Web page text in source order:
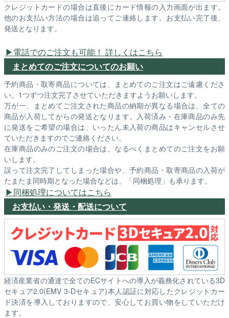
クレジットカードの場合は直後にカード情報の入力画面が出ます。
他のお支払い方法の場合は追ってご連絡します。お支払い完了後、
発送となります。
電話でのご注文も可能！ 詳しくはこちら
まとめてのご注文についてのお願い
予約商品・取寄商品については、まとめてのご注文はご遠慮くださ
い。1つずつ注文完了させていただきますようお願いします。
万が一、まとめてご注文された商品の納期が異なる場合は、全ての
商品が入荷してからの発送となります。入荷済み・在庫商品のみ先
に発送をご希望の場合は、いったん未入荷の商品はキャンセルさせ
ていただきますのでご連絡ください。
在庫商品のみのご注文の場合は、なるべくまとめてのご注文をお願
いします。
誤って注文完了してしまった場合や、予約商品・取寄商品の入荷が
たまたま同時期となった場合などは、「同梱処理」も承ります。
同梱処理についてはこちら
お支払い・発送・配送について
経済産業省の通達で全てのECサイトへの導入が義務化されている3D
セキュア2.0(EMV 3-Dセキュア)本人認証に対応したクレジットカー
ド決済を導入しておりますので、安心してお買い物をしていただけ
ます。